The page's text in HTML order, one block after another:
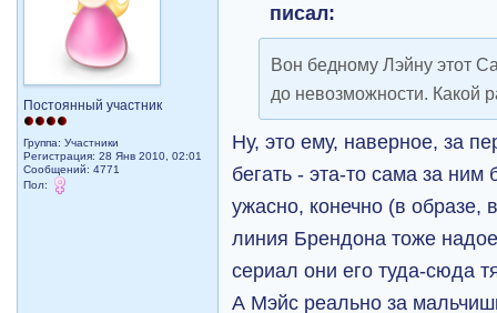
Постоянный участник
Группа: Участники
Регистрация: 28 Янв 2010, 02:01
Сообщений: 4771
Пол:
писал:
Вон бедному Лэйну этот
до невозможности. Какой
Ну, это ему, наверное, за
бегать - эта-то сама за ним
ужасно, конечно (в образе,
линия Брендона тоже
сериал они его туда-сюда
А Mэйс реально за